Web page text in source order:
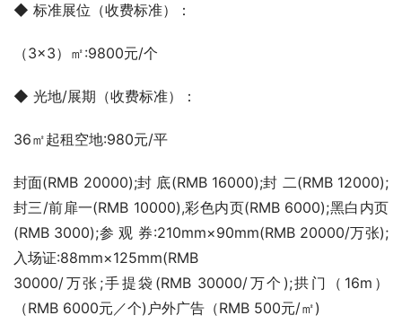
◆ 标准展位（收费标准）：
（3×3）㎡:9800元/个
◆ 光地/展期（收费标准）：
36㎡起租空地:980元/平
封面(RMB 20000);封 底(RMB 16000);封 二(RMB 12000);
封三/前扉一(RMB 10000),彩色内页(RMB 6000);黑白内页
(RMB 3000);参 观 券:210mm×90mm(RMB 20000/万张);
入场证:88mm×125mm(RMB
30000/万张;手提袋(RMB 30000/万个);拱门（16m）
（RMB 6000元／个)户外广告（RMB 500元/㎡)